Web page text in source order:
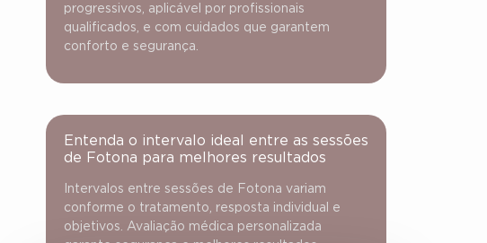
progressivos, aplicável por profissionais
qualificados, e com cuidados que garantem
conforto e segurança.
Entenda o intervalo ideal entre as sessões
de Fotona para melhores resultados
Intervalos entre sessões de Fotona variam
conforme o tratamento, resposta individual e
objetivos. Avaliação médica personalizada